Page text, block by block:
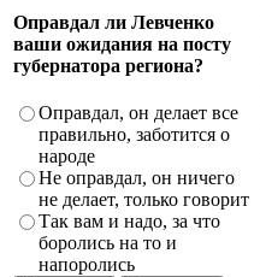
Оправдал ли Левченко
ваши ожидания на посту
губернатора региона?
Оправдал, он делает все
правильно, заботится о
народе
Не оправдал, он ничего
не делает, только говорит
Так вам и надо, за что
боролись на то и
напоролись